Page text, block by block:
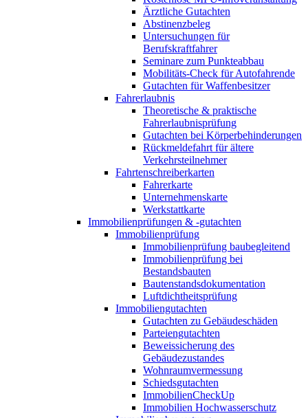
Ärztliche Gutachten
Abstinenzbeleg
Untersuchungen für
Berufskraftfahrer
Seminare zum Punkteabbau
Mobilitäts-Check für Autofahrende
Gutachten für Waffenbesitzer
Fahrerlaubnis
Theoretische & praktische
Fahrerlaubnisprüfung
Gutachten bei Körperbehinderungen
Rückmeldefahrt für ältere
Verkehrsteilnehmer
Fahrtenschreiberkarten
Fahrerkarte
Unternehmenskarte
Werkstattkarte
Immobilienprüfungen & -gutachten
Immobilienprüfung
Immobilienprüfung baubegleitend
Immobilienprüfung bei
Bestandsbauten
Bautenstandsdokumentation
Luftdichtheitsprüfung
Immobiliengutachten
Gutachten zu Gebäudeschäden
Parteiengutachten
Beweissicherung des
Gebäudezustandes
Wohnraumvermessung
Schiedsgutachten
ImmobilienCheckUp
Immobilien Hochwasserschutz